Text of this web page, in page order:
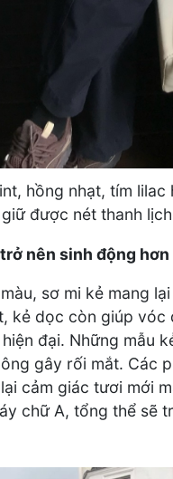
hồng nhạt, tím
được nét thanh
nên sinh động hơn
sơ mi kẻ mang
kẻ dọc còn giúp
đại. Những mẫu
gây rối mắt. Các
cảm giác tươi mới
chữ A, tổng thể sẽ